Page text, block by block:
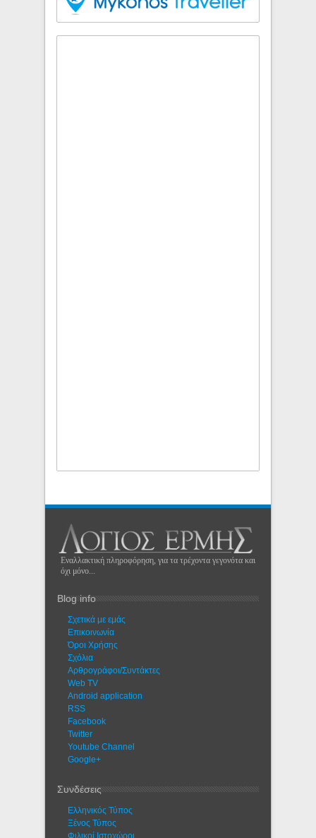
Εναλλακτική πληροφόρηση, για τα τρέχοντα γεγονότα και
όχι μόνο...
Blog info
Σχετικά με εμάς
Eπικοινωνία
Όροι Χρήσης
Σχόλια
Αρθρογράφοι/Συντάκτες
Web TV
Android application
RSS
Facebook
Twitter
Youtube Channel
Google+
Συνδέσεις
Ελληνικός Τύπος
Ξένος Τύπος
Φιλικοί Ιστοχώροι